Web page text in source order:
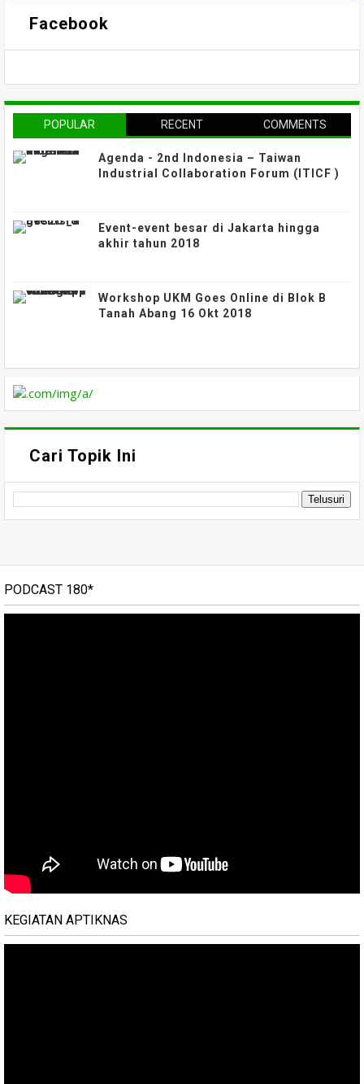
Facebook
POPULAR RECENT COMMENTS
Agenda - 2nd Indonesia – Taiwan
Industrial Collaboration Forum (ITICF )
Event-event besar di Jakarta hingga
akhir tahun 2018
Workshop UKM Goes Online di Blok B
Tanah Abang 16 Okt 2018
Cari Topik Ini
PODCAST 180*
KEGIATAN APTIKNAS